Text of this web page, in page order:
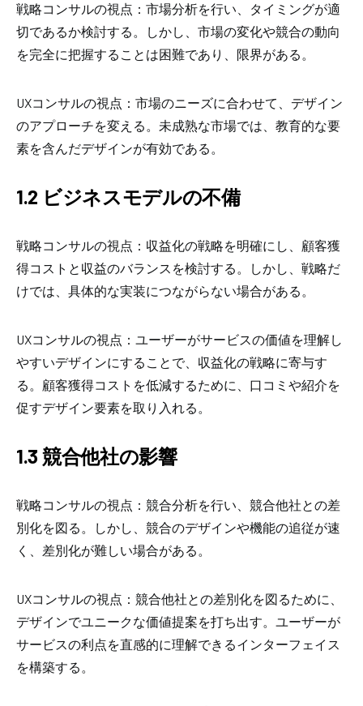
戦略コンサルの視点：市場分析を行い、タイミングが適
切であるか検討する。しかし、市場の変化や競合の動向
を完全に把握することは困難であり、限界がある。
UXコンサルの視点：市場のニーズに合わせて、デザイン
のアプローチを変える。未成熟な市場では、教育的な要
素を含んだデザインが有効である。
1.2 ビジネスモデルの不備
戦略コンサルの視点：収益化の戦略を明確にし、顧客獲
得コストと収益のバランスを検討する。しかし、戦略だ
けでは、具体的な実装につながらない場合がある。
UXコンサルの視点：ユーザーがサービスの価値を理解し
やすいデザインにすることで、収益化の戦略に寄与す
る。顧客獲得コストを低減するために、口コミや紹介を
促すデザイン要素を取り入れる。
1.3 競合他社の影響
戦略コンサルの視点：競合分析を行い、競合他社との差
別化を図る。しかし、競合のデザインや機能の追従が速
く、差別化が難しい場合がある。
UXコンサルの視点：競合他社との差別化を図るために、
デザインでユニークな価値提案を打ち出す。ユーザーが
サービスの利点を直感的に理解できるインターフェイス
を構築する。